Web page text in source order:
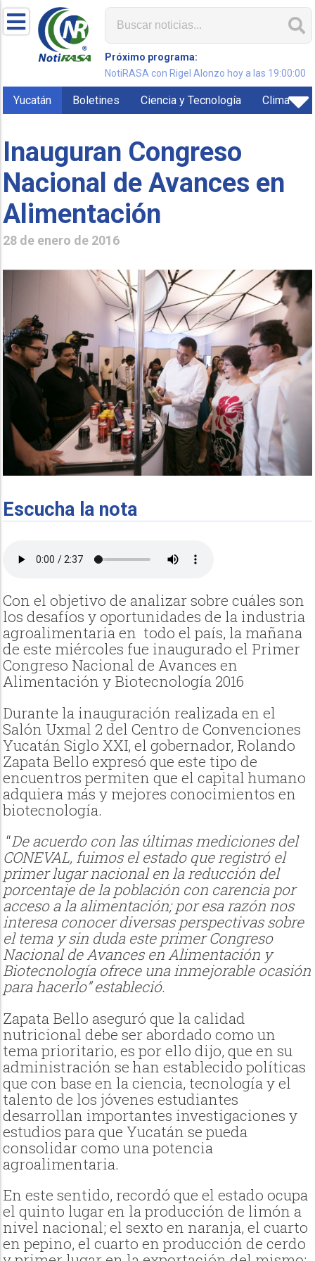
Próximo programa:
NotiRASA con Rigel Alonzo hoy a las 19:00:00
Yucatán Boletines Ciencia y Tecnología Clima
Inauguran Congreso
Nacional de Avances en
Alimentación
28 de enero de 2016
Escucha la nota
Con el objetivo de analizar sobre cuáles son
los desafíos y oportunidades de la industria
agroalimentaria en todo el país, la mañana
de este miércoles fue inaugurado el Primer
Congreso Nacional de Avances en
Alimentación y Biotecnología 2016
Durante la inauguración realizada en el
Salón Uxmal 2 del Centro de Convenciones
Yucatán Siglo XXI, el gobernador, Rolando
Zapata Bello expresó que este tipo de
encuentros permiten que el capital humano
adquiera más y mejores conocimientos en
biotecnología.
“De acuerdo con las últimas mediciones del
CONEVAL, fuimos el estado que registró el
primer lugar nacional en la reducción del
porcentaje de la población con carencia por
acceso a la alimentación; por esa razón nos
interesa conocer diversas perspectivas sobre
el tema y sin duda este primer Congreso
Nacional de Avances en Alimentación y
Biotecnología ofrece una inmejorable ocasión
para hacerlo” estableció.
Zapata Bello aseguró que la calidad
nutricional debe ser abordado como un
tema prioritario, es por ello dijo, que en su
administración se han establecido políticas
que con base en la ciencia, tecnología y el
talento de los jóvenes estudiantes
desarrollan importantes investigaciones y
estudios para que Yucatán se pueda
consolidar como una potencia
agroalimentaria.
En este sentido, recordó que el estado ocupa
el quinto lugar en la producción de limón a
nivel nacional; el sexto en naranja, el cuarto
en pepino, el cuarto en producción de cerdo